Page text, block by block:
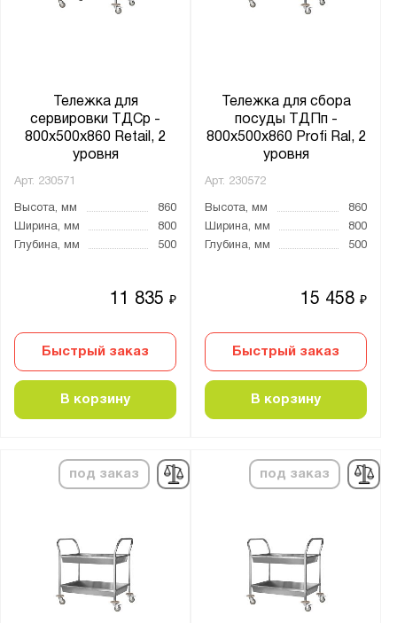
Тележка для
сервировки ТДСр -
800x500x860 Retail, 2
уровня
Арт. 230571
Высота, мм
860
Ширина, мм
800
Глубина, мм
500
11 835₽
Быстрый заказ
В корзину
Тележка для сбора
посуды ТДПп -
800x500x860 Profi Ral, 2
уровня
Арт. 230572
Высота, мм
860
Ширина, мм
800
Глубина, мм
500
15 458₽
Быстрый заказ
В корзину
под заказ под заказ